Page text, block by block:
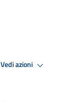
Vedi azioni